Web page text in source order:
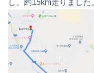
し、約15km走りました